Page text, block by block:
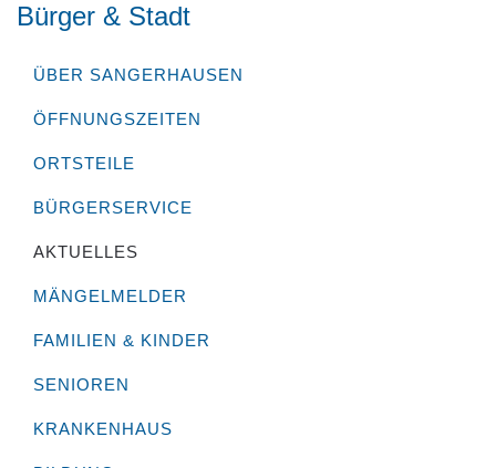
Bürger & Stadt
ÜBER SANGERHAUSEN
ÖFFNUNGSZEITEN
ORTSTEILE
BÜRGERSERVICE
AKTUELLES
MÄNGELMELDER
FAMILIEN & KINDER
SENIOREN
KRANKENHAUS